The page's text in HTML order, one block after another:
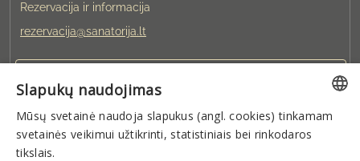
Rezervacija ir informacija
rezervacija@sanatorija.lt
Galite rezervuoti:
I-V 8:00-20:00
LITHUANIAN
Slapukų naudojimas
Mūsų svetainė naudoja slapukus (angl. cookies) tinkamam
svetainės veikimui užtikrinti, statistiniais bei rinkodaros
tikslais.